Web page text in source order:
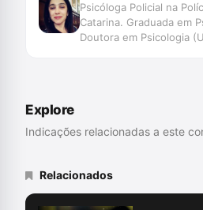
Psicóloga Policial na
Catarina. Graduada em
Doutora em Psicologia
(PUC-PR), em Panorama
mediação, conciliação e
Explore
Indicações relacionadas a este
Relacionados